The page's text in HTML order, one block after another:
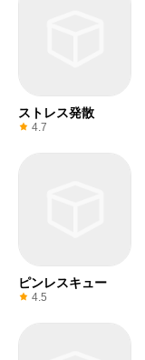
ストレス発散
4.7
ピンレスキュー
4.5